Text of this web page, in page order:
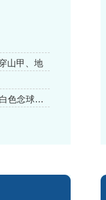
山甲、地
花、血
制而成
本品对皮肤引起的金黄色葡萄球菌、大肠杆菌和白色念球菌有抑制作用